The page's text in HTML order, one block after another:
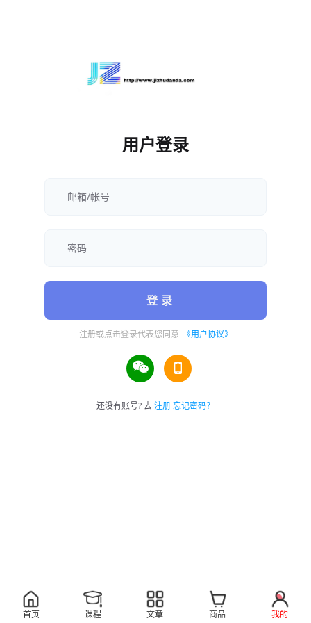
用户登录
登 录
注册或点击登录代表您同意 《用户协议》
还没有账号? 去注册忘记密码？
首页 课程 文章 商品 我的